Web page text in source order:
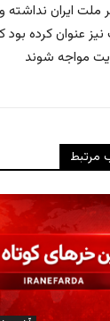
ملت ایران نداشته
نیز عنوان کرده
مرتبط